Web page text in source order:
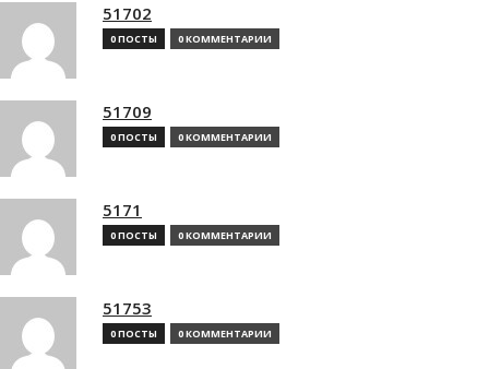
51702
0 ПОСТЫ 0 КОММЕНТАРИИ
51709
0 ПОСТЫ 0 КОММЕНТАРИИ
5171
0 ПОСТЫ 0 КОММЕНТАРИИ
51753
0 ПОСТЫ 0 КОММЕНТАРИИ